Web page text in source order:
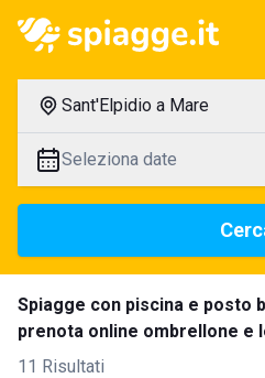
Sant'Elpidio a Mare
Seleziona date
Spiagge con piscina e posto
prenota online ombrellone e
11 Risultati